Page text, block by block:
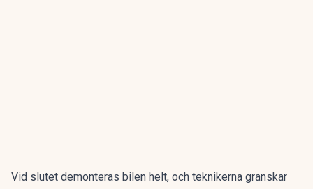
Vid slutet demonteras bilen helt, och teknikerna granskar